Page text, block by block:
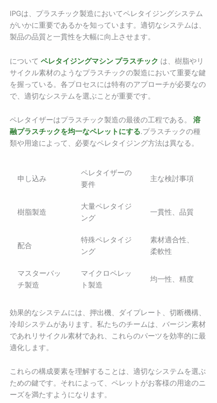
IPGは、プラスチック製造においてペレタイジングシステム
がいかに重要であるかを知っています。適切なシステムは、
製品の品質と一貫性を大幅に向上させます。
について ペレタイジングマシン プラスチック は、樹脂やリ
サイクル素材のようなプラスチックの製造において重要な鍵
を握っている。各プロセスには特有のアプローチが必要なの
で、適切なシステムを選ぶことが重要です。
ペレタイザーはプラスチック製造の最後の工程である。 溶
融プラスチックを均一なペレットにする.プラスチックの種
類や用途によって、必要なペレタイジング方法は異なる。
申し込み
ペレタイザーの
要件
主な検討事項
樹脂製造
大量ペレタイジ
ング
一貫性、品質
配合
特殊ペレタイジ
ング
素材適合性、
柔軟性
マスターバッ
チ製造
マイクロペレッ
ト製造
均一性、精度
効果的なシステムには、押出機、ダイプレート、切断機構、
冷却システムがあります。私たちのチームは、バージン素材
であれリサイクル素材であれ、これらのパーツを効率的に最
適化します。
これらの構成要素を理解することは、適切なシステムを選ぶ
ための鍵です。それによって、ペレットがお客様の用途のニ
ーズを満たすようになります。